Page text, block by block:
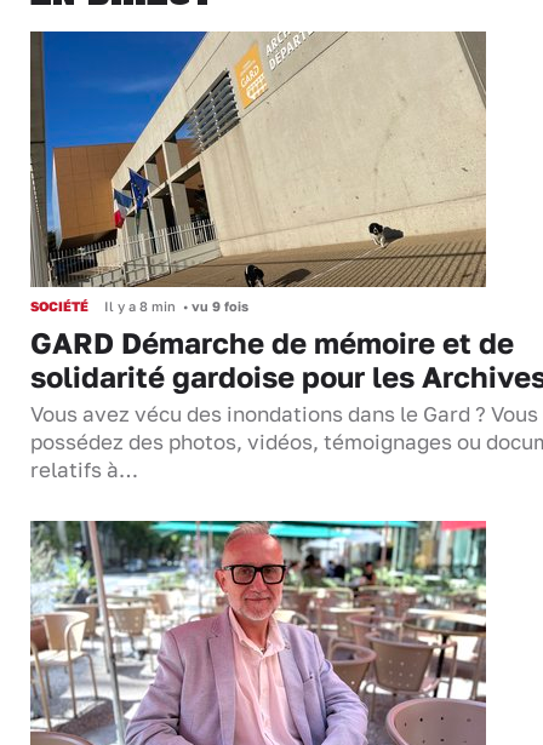
SOCIÉTÉ Il y a 8 min • vu 9 fois
GARD Démarche de mémoire et de
solidarité gardoise pour les
Vous avez vécu des inondations dans le Gard ? Vous
possédez des photos, vidéos, témoignages ou
relatifs à…